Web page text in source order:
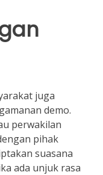
juga
demo.
perwakilan
pihak
suasana
ada unjuk rasa